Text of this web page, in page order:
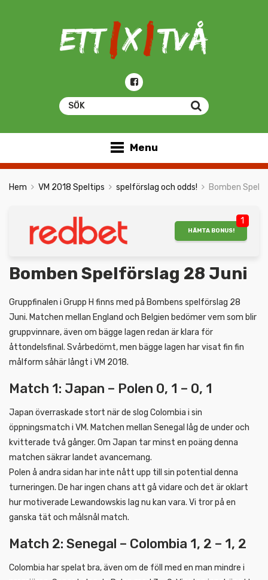
Menu
Hem VM 2018 Speltips spelförslag och odds! Bomben
1
HÄMTA BONUS!
Bomben Spelförslag 28 Juni
Gruppfinalen i Grupp H finns med på Bombens spelförslag 28
Juni. Matchen mellan England och Belgien bedömer vem som blir
gruppvinnare, även om bägge lagen redan är klara för
åttondelsfinal. Svårbedömt, men bägge lagen har visat fin fin
målform såhär långt i VM 2018.
Match 1: Japan – Polen 0, 1 – 0, 1
Japan överraskade stort när de slog Colombia i sin
öppningsmatch i VM. Matchen mellan Senegal låg de under och
kvitterade två gånger. Om Japan tar minst en poäng denna
matchen säkrar landet avancemang.
Polen å andra sidan har inte nått upp till sin potential denna
turneringen. De har ingen chans att gå vidare och det är oklart
hur motiverade Lewandowskis lag nu kan vara. Vi tror på en
ganska tät och målsnål match.
Match 2: Senegal – Colombia 1, 2 – 1, 2
Colombia har spelat bra, även om de föll med en man mindre i